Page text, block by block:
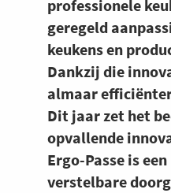
professionele
geregeld
keukens en
Dankzij die
almaar
Dit jaar zet het
opvallende
Ergo-Passe is
verstelbare